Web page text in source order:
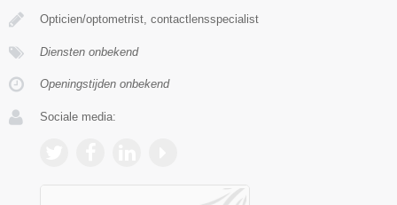
Opticien/optometrist, contactlensspecialist
Diensten onbekend
Openingstijden onbekend
Sociale media: